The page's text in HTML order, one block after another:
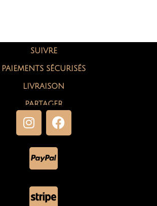
SUIVRE
PAIEMENTS SÉCURISÉS
LIVRAISON
PARTAGER